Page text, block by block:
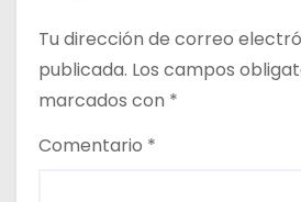
t
r
a
Tu dirección de correo
publicada. Los campos
marcados con *
Comentario *